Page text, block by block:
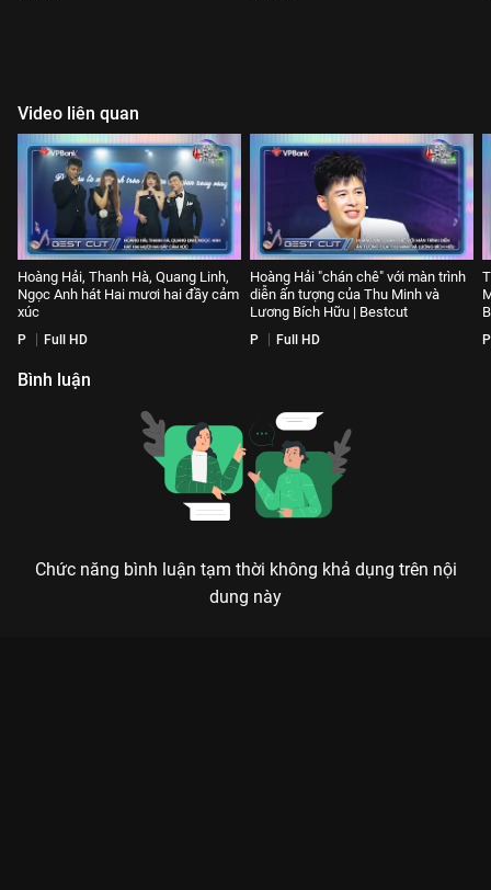
Video liên quan
Hoàng Hải, Thanh Hà, Quang Linh,
Ngọc Anh hát Hai mươi hai đầy cảm
xúc
P Full HD
Hoàng Hải "chán chê" với màn trình
diễn ấn tượng của Thu Minh và
Lương Bích Hữu | Bestcut
P Full HD P
Bình luận
Chức năng bình luận tạm thời không khả dụng trên nội
dung này